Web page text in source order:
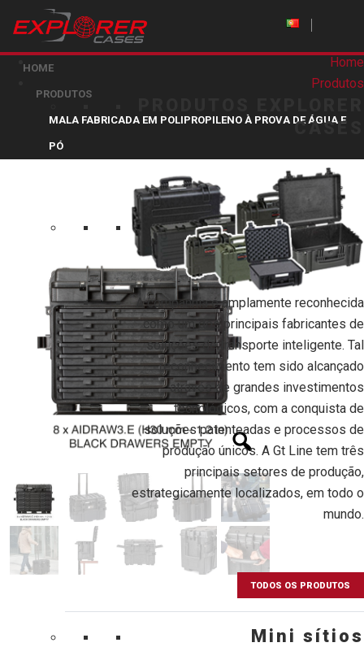
Home
Produtos
CASES
A companhia é amplamente reconhecida
como um dos principais fabricantes de
soluções de transporte inteligente. Tal
reconhecimento tem sido alcançado
através de grandes investimentos
tecnológicos, com a conquista de
soluções patenteadas e processos de
produção únicos. A Gt Line tem três
principais setores de produção,
estrategicamente localizados, em todo o
mundo.
TODOS OS PRODUTOS
Mini sítios
HOME
PRODUTOS
MALA FABRICADA EM POLIPROPILENO À PROVA DE ÁGUA E
PÓ